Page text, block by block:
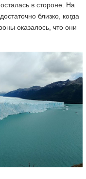
в стороне. На
близко, когда
оказалось, что они